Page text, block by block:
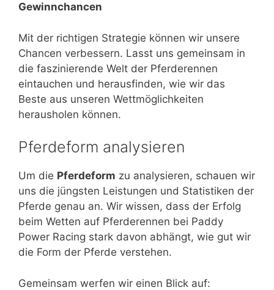
Gewinnchancen
Mit der richtigen Strategie können wir unsere
Chancen verbessern. Lasst uns gemeinsam in
die faszinierende Welt der Pferderennen
eintauchen und herausfinden, wie wir das
Beste aus unseren Wettmöglichkeiten
herausholen können.
Pferdeform analysieren
Um die Pferdeform zu analysieren, schauen wir
uns die jüngsten Leistungen und Statistiken der
Pferde genau an. Wir wissen, dass der Erfolg
beim Wetten auf Pferderennen bei Paddy
Power Racing stark davon abhängt, wie gut wir
die Form der Pferde verstehen.
Gemeinsam werfen wir einen Blick auf: